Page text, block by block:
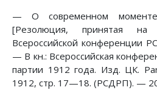
— О современном
[Резолюция, принятая на
Всероссийской конференции
— В кн.: Всероссийская
партии 1912 года. Изд. ЦК.
1912, стр. 17—18. (РСДРП). —